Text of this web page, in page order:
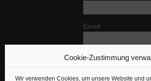
Cookie-Zustimmung
Wir verwenden Cookies, um unsere Website und
Email
Indem Du